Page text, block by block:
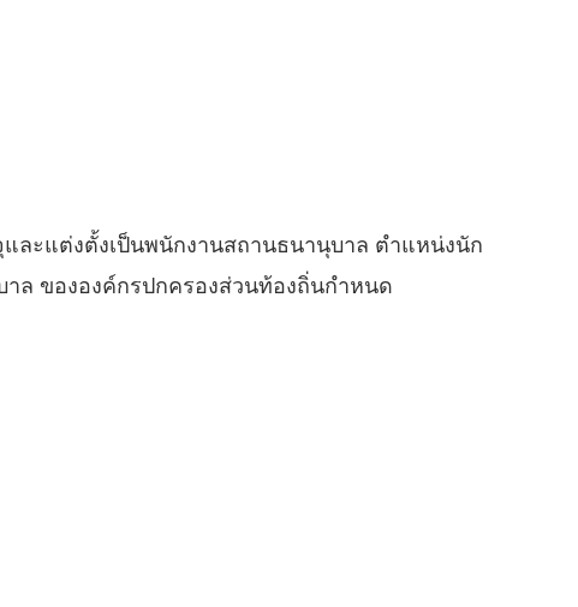
ละแต่งตั้งเป็นพนักงานสถานธนานุบาล ตำแหน่งนัก
ล ขององค์กรปกครองส่วนท้องถิ่นกำหนด